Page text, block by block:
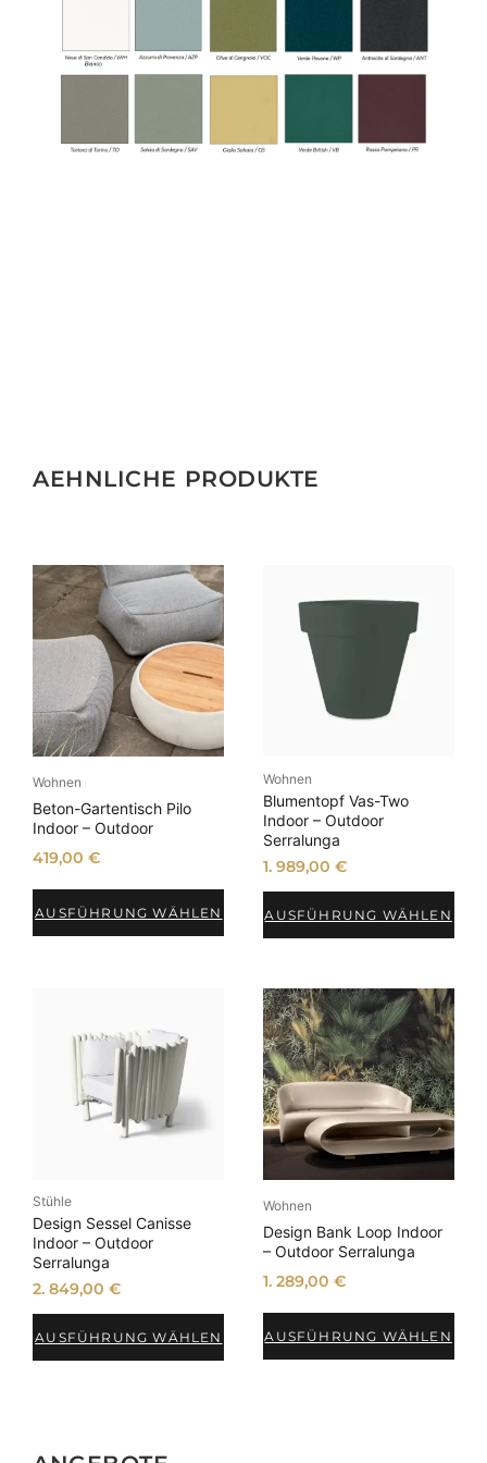
AEHNLICHE PRODUKTE
Wohnen
Beton-Gartentisch Pilo
Indoor – Outdoor
419,00€
AUSFÜHRUNG WÄHLEN
Wohnen
Blumentopf Vas-Two
Indoor – Outdoor
Serralunga
1. 989,00 €
AUSFÜHRUNG WÄHLEN
Stühle
Design Sessel Canisse
Indoor – Outdoor
Serralunga
2. 849,00€
AUSFÜHRUNG WÄHLEN
Wohnen
Design Bank Loop Indoor
– Outdoor Serralunga
1. 289,00 €
AUSFÜHRUNG WÄHLEN